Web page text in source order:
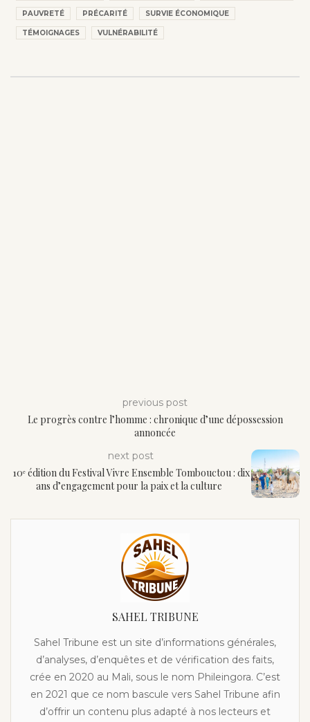
PAUVRETÉ PRÉCARITÉ SURVIE ÉCONOMIQUE
TÉMOIGNAGES VULNÉRABILITÉ
previous post
Le progrès contre l’homme : chronique d’une dépossession
annoncée
next post
10ᵉ édition du Festival Vivre Ensemble Tombouctou : dix
ans d’engagement pour la paix et la culture
SAHEL TRIBUNE
Sahel Tribune est un site d’informations générales,
d’analyses, d’enquêtes et de vérification des faits,
crée en 2020 au Mali, sous le nom Phileingora. C’est
en 2021 que ce nom bascule vers Sahel Tribune afin
d’offrir un contenu plus adapté à nos lecteurs et